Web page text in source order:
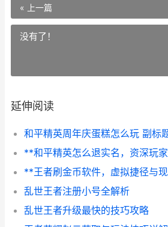
« 上一篇
没有了！
延伸阅读
乱世王者注册小号全解析
乱世王者升级最快的技巧攻略